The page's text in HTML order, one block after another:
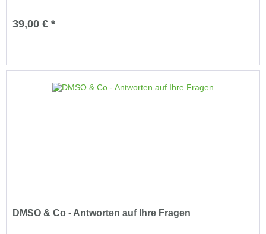
39,00 € *
DMSO & Co - Antworten auf Ihre Fragen